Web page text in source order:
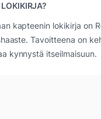
kapteenin lokikirja on
Tavoitteena on
kynnystä itseilmaisuun.